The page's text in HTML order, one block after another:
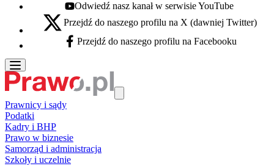
Youtube - otwiera się w nowej karcie
Odwiedź nasz kanał w serwisie YouTube
X - otwiera się w nowej karcie
Przejdź do naszego profilu na X (dawniej Twitter)
Facebook - otwiera się w nowej karcie
Przejdź do naszego profilu na Facebooku
Prawnicy i sądy
Podatki
Kadry i BHP
Prawo w biznesie
Samorząd i administracja
Szkoły i uczelnie